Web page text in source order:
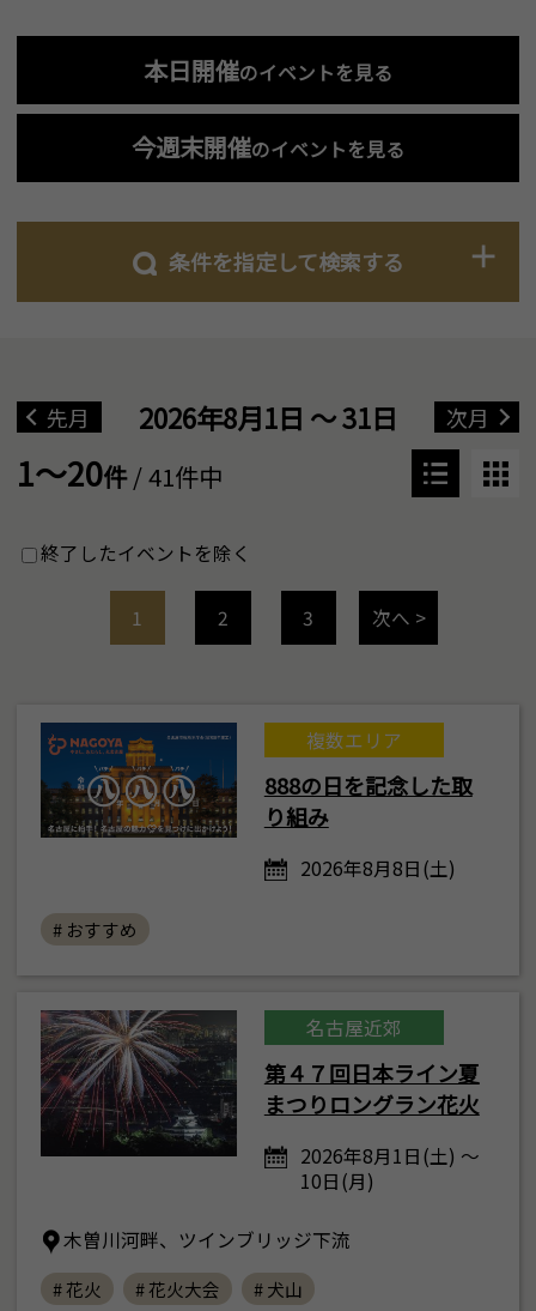
本日開催のイベントを見る
今週末開催のイベントを見る
条件を指定して検索する
先月 2026年8月1日 ～ 31日 次月
1～20件/ 41件中
終了したイベントを除く
1 2 3 次へ >
複数エリア
888の日を記念した取
り組み
2026年8月8日(土)
# おすすめ
名古屋近郊
第４７回日本ライン夏
まつりロングラン花火
2026年8月1日(土) ～
10日(月)
木曽川河畔、ツインブリッジ下流
# 花火 # 花火大会 # 犬山